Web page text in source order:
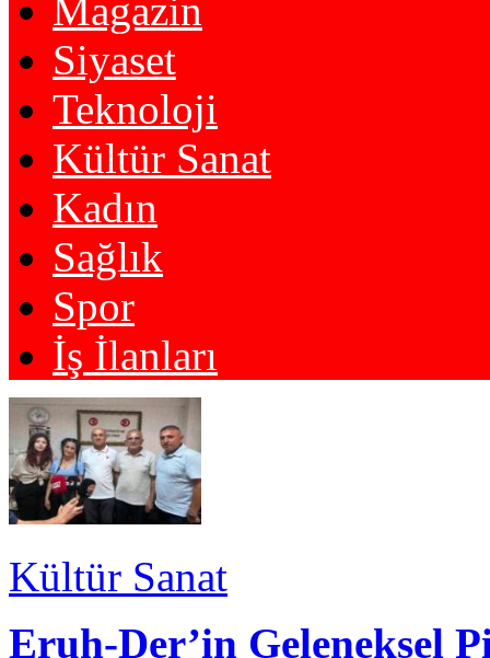
Magazin
Siyaset
Teknoloji
Kültür Sanat
Kadın
Sağlık
Spor
İş İlanları
Kültür Sanat
Eruh-Der’in Geleneksel